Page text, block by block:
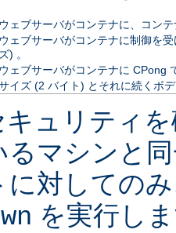
ウェブサーバがコンテナに、コン
ウェブサーバがコンテナに制御を
ズ) 。
ウェブサーバがコンテナに CPong
イズ (2 バイト) とそれに続くボ
キュリティ
るマシンと
に対しての
を実行し